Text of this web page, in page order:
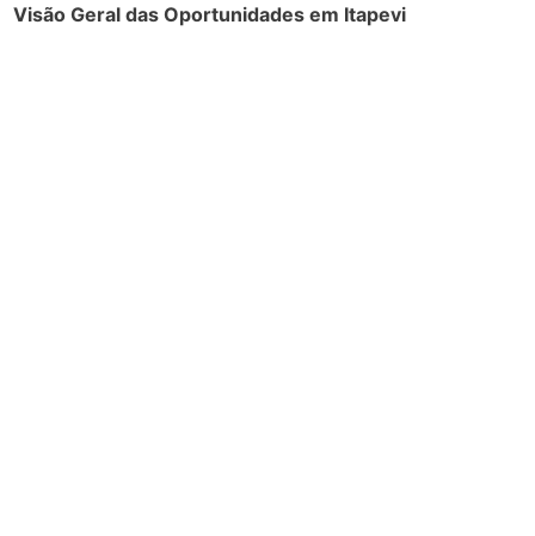
Visão Geral das Oportunidades em Itapevi